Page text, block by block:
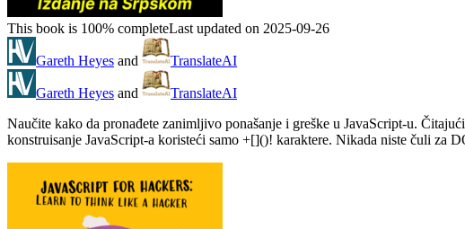
This book is 100% completeLast updated on 2025-09-26
Gareth Heyes and TranslateAI
Gareth Heyes and
TranslateAI
Naučite kako da pronađete zanimljivo ponašanje i greške u JavaScript-u.
konstruisanje JavaScript-a koristeći samo +[]()! karaktere. Nikada niste čuli za